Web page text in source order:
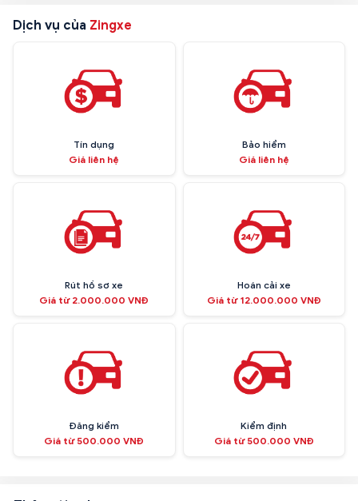
Dịch vụ của Zingxe
Tín dụng
Giá liên hệ
Bảo hiểm
Giá liên hệ
Rút hồ sơ xe
Giá từ 2.000.000 VNĐ
Hoán cải xe
Giá từ 12.000.000 VNĐ
Đăng kiểm
Giá từ 500.000 VNĐ
Kiểm định
Giá từ 500.000 VNĐ